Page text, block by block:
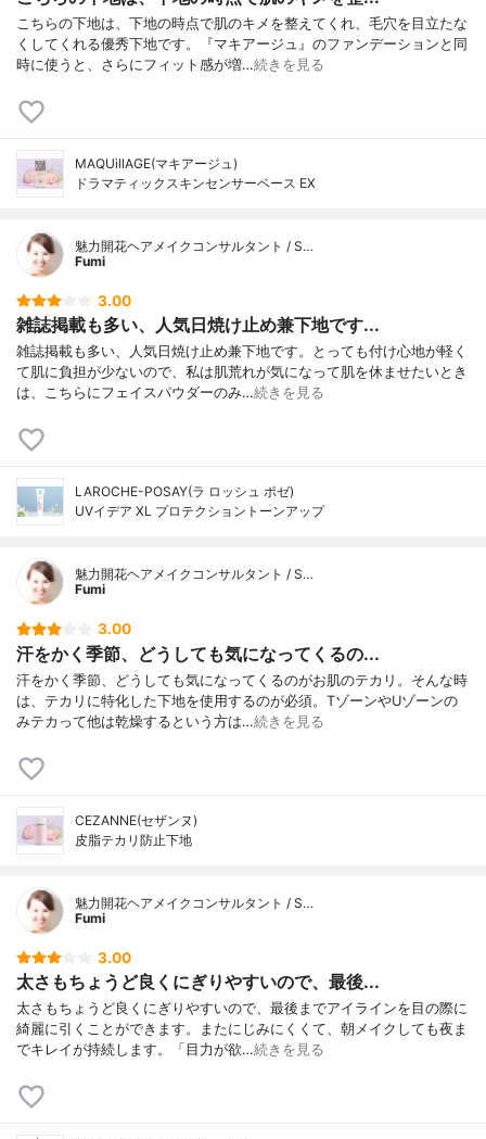
こちらの下地は、下地の時点で肌のキメを整えてくれ、毛穴を目立たな
くしてくれる優秀下地です。『マキアージュ』のファンデーションと同
時に使うと、さらにフィット感が増…続きを見る
MAQUillAGE(マキアージュ)
ドラマティックスキンセンサーベース EX
魅力開花ヘアメイクコンサルタント / S…
Fumi
3.00
雑誌掲載も多い、人気日焼け止め兼下地です...
雑誌掲載も多い、人気日焼け止め兼下地です。とっても付け心地が軽く
て肌に負担が少ないので、私は肌荒れが気になって肌を休ませたいとき
は、こちらにフェイスパウダーのみ…続きを見る
LAROCHE-POSAY(ラ ロッシュ ポゼ)
UVイデア XL プロテクショントーンアップ
魅力開花ヘアメイクコンサルタント / S…
Fumi
3.00
汗をかく季節、どうしても気になってくるの...
汗をかく季節、どうしても気になってくるのがお肌のテカリ。そんな時
は、テカリに特化した下地を使用するのが必須。TゾーンやUゾーンの
みテカって他は乾燥するという方は…続きを見る
CEZANNE(セザンヌ)
皮脂テカリ防止下地
魅力開花ヘアメイクコンサルタント / S…
Fumi
3.00
太さもちょうど良くにぎりやすいので、最後...
太さもちょうど良くにぎりやすいので、最後までアイラインを目の際に
綺麗に引くことができます。またにじみにくくて、朝メイクしても夜ま
でキレイが持続します。「目力が欲…続きを見る